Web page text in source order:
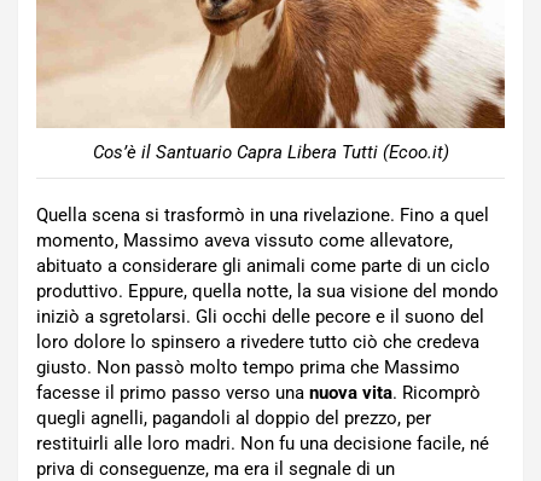
Cos’è il Santuario Capra Libera Tutti (Ecoo.it)
Quella scena si trasformò in una rivelazione. Fino a quel
momento, Massimo aveva vissuto come allevatore,
abituato a considerare gli animali come parte di un ciclo
produttivo. Eppure, quella notte, la sua visione del mondo
iniziò a sgretolarsi. Gli occhi delle pecore e il suono del
loro dolore lo spinsero a rivedere tutto ciò che credeva
giusto. Non passò molto tempo prima che Massimo
facesse il primo passo verso una nuova vita. Ricomprò
quegli agnelli, pagandoli al doppio del prezzo, per
restituirli alle loro madri. Non fu una decisione facile, né
priva di conseguenze, ma era il segnale di un